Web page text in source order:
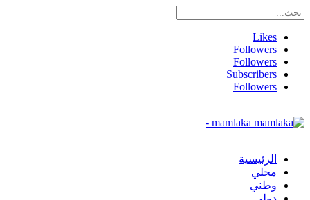
Likes
Followers
Followers
Subscribers
Followers
mamlaka -
الرئيسية
محلي
وطني